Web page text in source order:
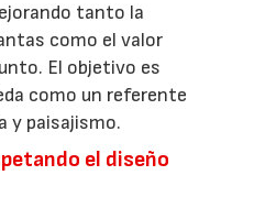
tanto la
como el valor
El objetivo es
como un referente
y paisajismo.
el diseño